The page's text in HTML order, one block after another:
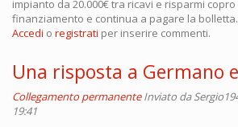
impianto da 20.000€ tra ricavi e risparmi
finanziamento e continua a pagare la
Accedi o registrati per inserire commenti.
Una risposta a Germano
Collegamento permanente Inviato da
19:41